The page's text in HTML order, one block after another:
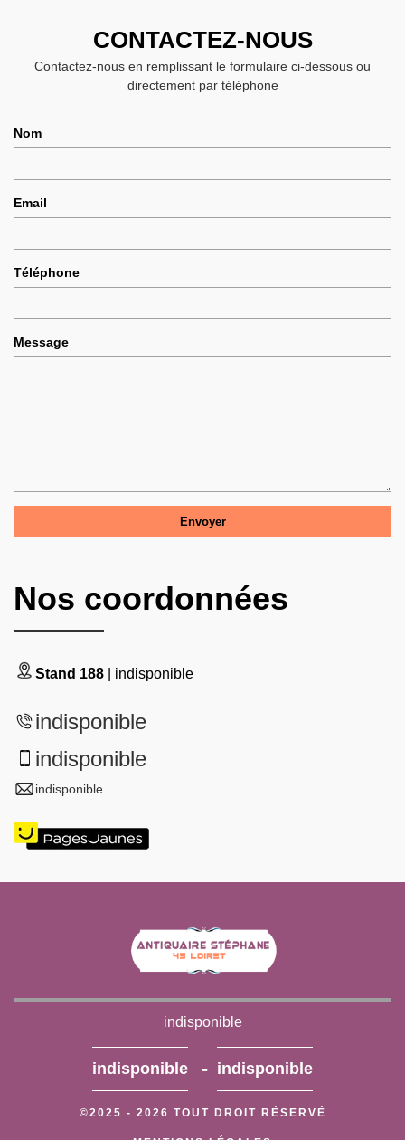
CONTACTEZ-NOUS
Contactez-nous en remplissant le formulaire ci-dessous ou
directement par téléphone
Nom
Email
Téléphone
Message
Nos coordonnées
Stand 188 | indisponible
indisponible
indisponible
indisponible
indisponible
indisponible - indisponible
©2025 - 2026 TOUT DROIT RÉSERVÉ